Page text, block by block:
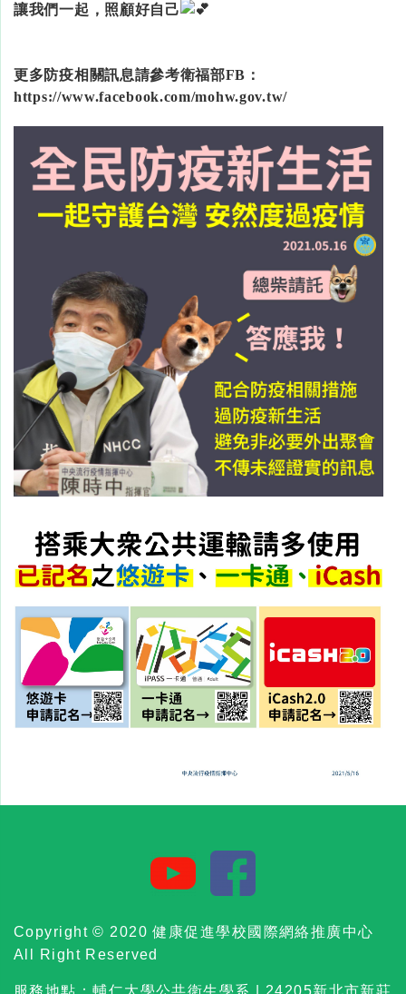
讓我們一起，照顧好自己
更多防疫相關訊息請參考衛福部FB：
https://www.facebook.com/mohw.gov.tw/
Copyright © 2020 健康促進學校國際網絡推廣中心
All Right Reserved
服務地點：輔仁大學公共衛生學系 | 24205新北市新莊